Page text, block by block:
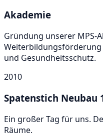
Akademie
Gründung unserer MPS-
und Gesundheitsschutz.
2010
Spatenstich Neubau
Ein großer Tag für uns.
Räume.